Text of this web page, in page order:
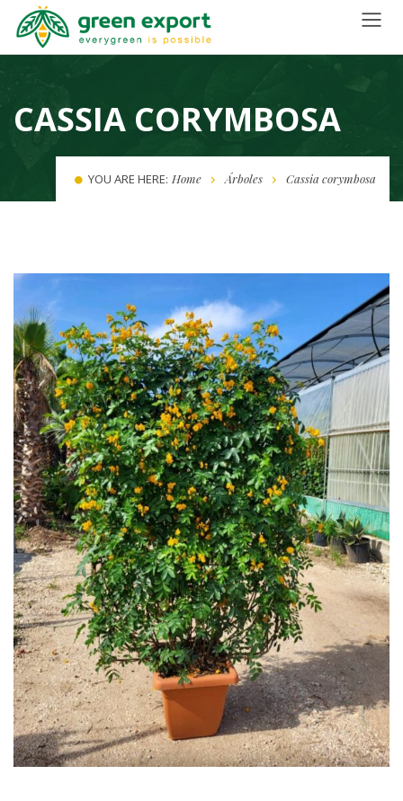
CASSIA CORYMBOSA
YOU ARE HERE: Home Árboles Cassia corymbosa